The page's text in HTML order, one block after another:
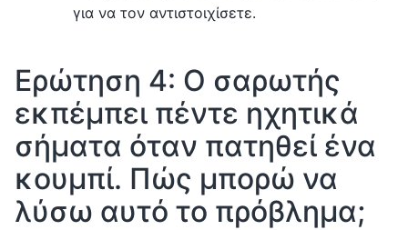
για να τον αντιστοιχίσετε.
Ερώτηση 4: Ο σαρωτής
εκπέμπει πέντε ηχητικά
σήματα όταν πατηθεί ένα
κουμπί. Πώς μπορώ να
λύσω αυτό το πρόβλημα;